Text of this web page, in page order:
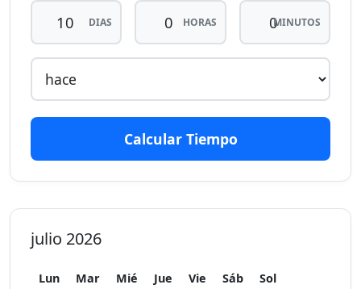
DIAS HORAS MINUTOS
Calcular Tiempo
julio 2026
Lun Mar Mié Jue Vie Sáb Sol